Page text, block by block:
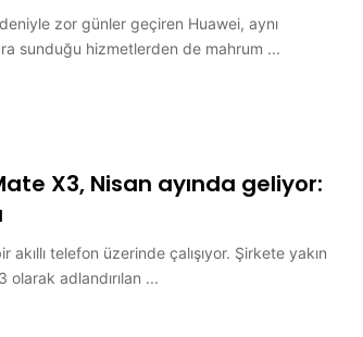
zor günler geçiren Huawei, aynı
sunduğu hizmetlerden de mahrum ...
X3, Nisan ayında geliyor:
telefon üzerinde çalışıyor. Şirkete yakın
adlandırılan ...